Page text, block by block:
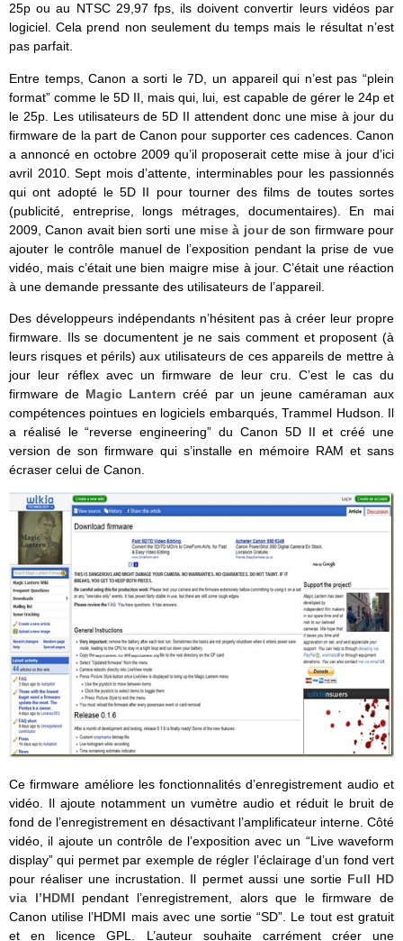
25p ou au NTSC 29,97 fps, ils doivent convertir leurs vidéos par
logiciel. Cela prend non seulement du temps mais le résultat n’est
pas parfait.
Entre temps, Canon a sorti le 7D, un appareil qui n’est pas “plein
format” comme le 5D II, mais qui, lui, est capable de gérer le 24p et
le 25p. Les utilisateurs de 5D II attendent donc une mise à jour du
firmware de la part de Canon pour supporter ces cadences. Canon
a annoncé en octobre 2009 qu’il proposerait cette mise à jour d’ici
avril 2010. Sept mois d’attente, interminables pour les passionnés
qui ont adopté le 5D II pour tourner des films de toutes sortes
(publicité, entreprise, longs métrages, documentaires). En mai
2009, Canon avait bien sorti une mise à jourde son firmware pour
ajouter le contrôle manuel de l’exposition pendant la prise de vue
vidéo, mais c’était une bien maigre mise à jour. C’était une réaction
à une demande pressante des utilisateurs de l’appareil.
Des développeurs indépendants n’hésitent pas à créer leur propre
firmware. Ils se documentent je ne sais comment et proposent (à
leurs risques et périls) aux utilisateurs de ces appareils de mettre à
jour leur réflex avec un firmware de leur cru. C’est le cas du
firmware de Magic Lantern créé par un jeune caméraman aux
compétences pointues en logiciels embarqués, Trammel Hudson. Il
a réalisé le “reverse engineering” du Canon 5D II et créé une
version de son firmware qui s’installe en mémoire RAM et sans
écraser celui de Canon.
Ce firmware améliore les fonctionnalités d’enregistrement audio et
vidéo. Il ajoute notamment un vumètre audio et réduit le bruit de
fond de l’enregistrement en désactivant l’amplificateur interne. Côté
vidéo, il ajoute un contrôle de l’exposition avec un “Live waveform
display” qui permet par exemple de régler l’éclairage d’un fond vert
pour réaliser une incrustation. Il permet aussi une sortie Full HD
via l’HDMI pendant l’enregistrement, alors que le firmware de
Canon utilise l’HDMI mais avec une sortie “SD”. Le tout est gratuit
et en licence GPL. L’auteur souhaite carrément créer une